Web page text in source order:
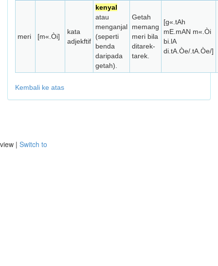
meri [m«.Òi]
kata
adjekftif
kenyal
atau
menganjal
(seperti
benda
daripada
getah).
Getah
memang
meri bila
ditarek-
tarek.
[g«.tAh
mE.mAN m«.Òi
bi.lA
di.tA.Òe/.tA.Òe/]
Kembali ke atas
view | Switch to